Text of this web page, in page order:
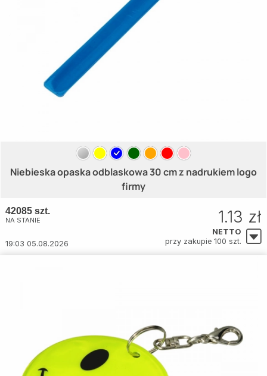
Niebieska opaska odblaskowa 30 cm z nadrukiem logo
firmy
42085 szt.
NA STANIE
19:03 05.08.2026
1.13 zł
NETTO
przy zakupie 100 szt.